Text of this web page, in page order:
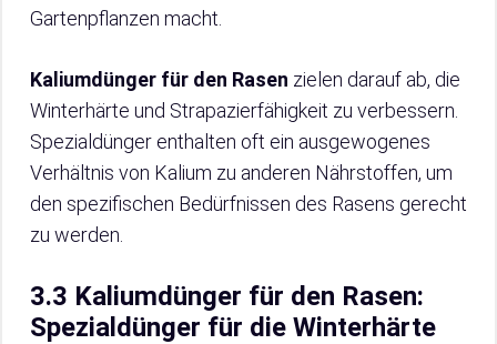
Gartenpflanzen macht.
Kaliumdünger für den Rasen zielen darauf ab, die
Winterhärte und Strapazierfähigkeit zu verbessern.
Spezialdünger enthalten oft ein ausgewogenes
Verhältnis von Kalium zu anderen Nährstoffen, um
den spezifischen Bedürfnissen des Rasens gerecht
zu werden.
3.3 Kaliumdünger für den Rasen:
Spezialdünger für die Winterhärte